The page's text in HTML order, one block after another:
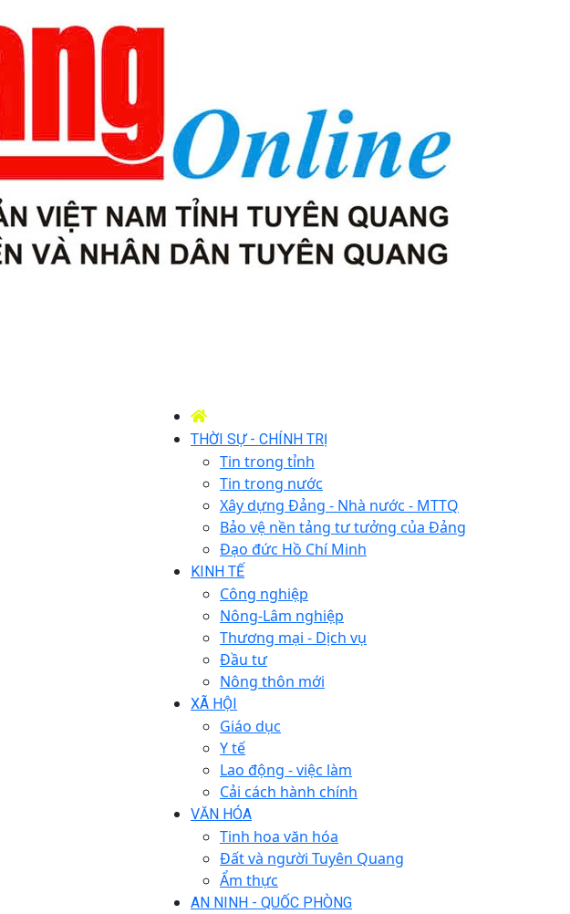
THỜI SỰ - CHÍNH TRỊ
Tin trong tỉnh
Tin trong nước
Xây dựng Đảng - Nhà nước - MTTQ
Bảo vệ nền tảng tư tưởng của Đảng
Đạo đức Hồ Chí Minh
KINH TẾ
Công nghiệp
Nông-Lâm nghiệp
Thương mại - Dịch vụ
Đầu tư
Nông thôn mới
XÃ HỘI
Giáo dục
Y tế
Lao động - việc làm
Cải cách hành chính
VĂN HÓA
Tinh hoa văn hóa
Đất và người Tuyên Quang
Ẩm thực
AN NINH - QUỐC PHÒNG